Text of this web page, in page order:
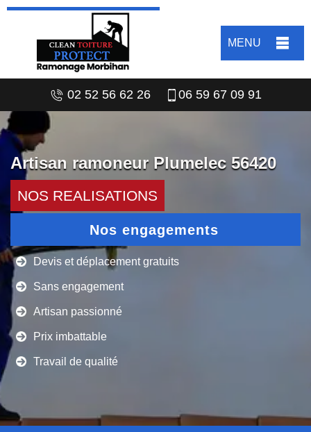
MENU
02 52 56 62 26 06 59 67 09 91
Artisan ramoneur Plumelec 56420
NOS REALISATIONS
Nos engagements
Devis et déplacement gratuits
Sans engagement
Artisan passionné
Prix imbattable
Travail de qualité